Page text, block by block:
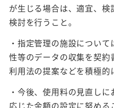
が生じる場合は、適宜、
検討を行うこと。
・指定管理の施設につい
性等のデータの収集を契
利用法の提案などを積極的
・今後、使用料の見直し